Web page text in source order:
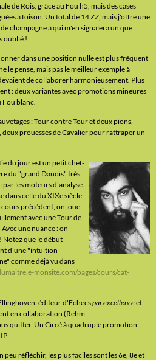
de Rois, grâce au Fou h5, mais des cases
à foison. Un total de 14 ZZ, mais j'offre une
champagne à qui m'en signalera un que
oublié !
dans une position nulle est plus fréquent
le pense, mais pas le meilleur exemple à
de collaborer harmonieusement. Plus
: deux variantes avec promotions mineures
blanc.
: Tour contre Tour et deux pions,
prouesses de Cavalier pour rattraper un
du jour est un petit chef-
du "grand Danois" très
par les moteurs d'analyse.
dans celle du XIXe siècle
cours précédent, on joue
avec une Tour de
une nuance : on
Notez que le début
d'une "intuition
comme déjà vu dans
monsite.com/pages/cours/cat-
éditeur d'Echecspar excellenceet
en collaboration (Rehm,
quitter. Un Circé à quadruple promotion
réfléchir, les plus faciles sont les 6e, 8e et